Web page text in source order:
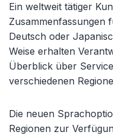
Ein weltweit tätiger
Zusammenfassungen
Deutsch oder
Weise erhalten
Überblick über
verschiedenen
Die neuen
Regionen zur